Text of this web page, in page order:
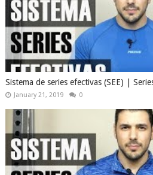
Sistema de series efectivas (SEE) |
January 21, 2019 0